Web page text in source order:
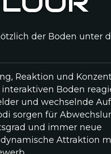
der Boden unter
Reaktion und
Boden
und wechselnde
sorgen für
und immer neue
Attraktion